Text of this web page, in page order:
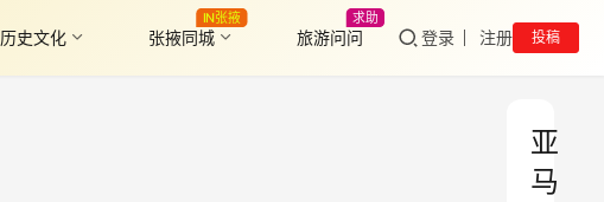
历史文化 张掖同城
IN张掖
旅游问问
求助
登录 注册 投稿
亚
马